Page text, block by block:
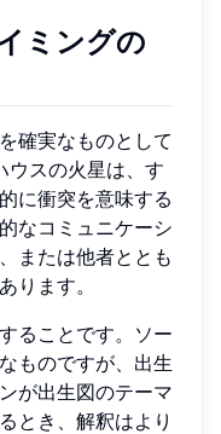
ミングの
確実なものとして
ウスの火星は、す
に衝突を意味する
なコミュニケーシ
または他者ととも
ります。
ることです。ソー
ものですが、出生
が出生図のテーマ
とき、解釈はより